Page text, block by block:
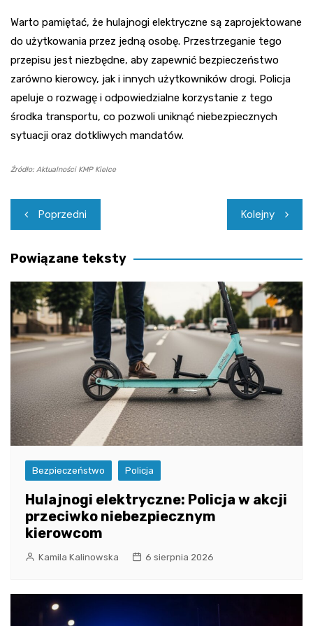
Warto pamiętać, że hulajnogi elektryczne są zaprojektowane
do użytkowania przez jedną osobę. Przestrzeganie tego
przepisu jest niezbędne, aby zapewnić bezpieczeństwo
zarówno kierowcy, jak i innych użytkowników drogi. Policja
apeluje o rozwagę i odpowiedzialne korzystanie z tego
środka transportu, co pozwoli uniknąć niebezpiecznych
sytuacji oraz dotkliwych mandatów.
Źródło: Aktualności KMP Kielce
Nawigacja
wpisu
Poprzedni Kolejny
Powiązane teksty
Bezpieczeństwo Policja
Hulajnogi elektryczne: Policja w akcji
przeciwko niebezpiecznym
kierowcom
Kamila Kalinowska 6 sierpnia 2026